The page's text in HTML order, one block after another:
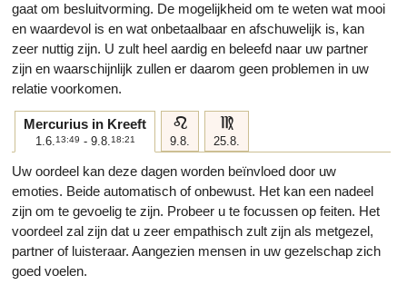
gaat om besluitvorming. De mogelijkheid om te weten wat mooi
en waardevol is en wat onbetaalbaar en afschuwelijk is, kan
zeer nuttig zijn. U zult heel aardig en beleefd naar uw partner
zijn en waarschijnlijk zullen er daarom geen problemen in uw
relatie voorkomen.
Mercurius in Kreeft
1.6.13:49 - 9.8.18:21
e
9.8.
f
25.8.
Uw oordeel kan deze dagen worden beïnvloed door uw
emoties. Beide automatisch of onbewust. Het kan een nadeel
zijn om te gevoelig te zijn. Probeer u te focussen op feiten. Het
voordeel zal zijn dat u zeer empathisch zult zijn als metgezel,
partner of luisteraar. Aangezien mensen in uw gezelschap zich
goed voelen.